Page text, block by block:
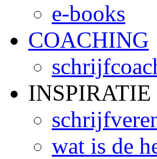
e-books
COACHING
INSPIRATIE
wat is de